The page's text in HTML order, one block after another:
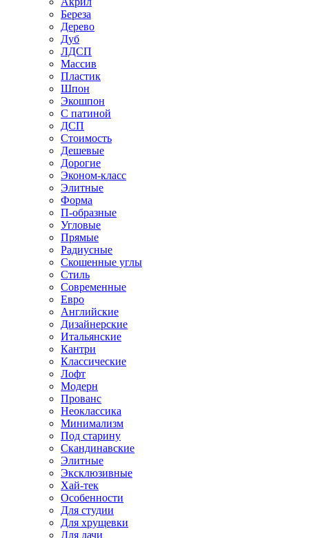
Береза
Дерево
Дуб
ЛДСП
Массив
Пластик
Шпон
Экошпон
С патиной
ДСП
Стоимость
Дешевые
Дорогие
Эконом-класс
Элитные
Форма
П-образные
Угловые
Прямые
Радиусные
Скошенные углы
Стиль
Современные
Евро
Английские
Дизайнерские
Итальянские
Кантри
Классические
Лофт
Модерн
Прованс
Неоклассика
Минимализм
Под старину
Скандинавские
Элитные
Эксклюзивные
Хай-тек
Особенности
Для студии
Для хрущевки
Для дачи